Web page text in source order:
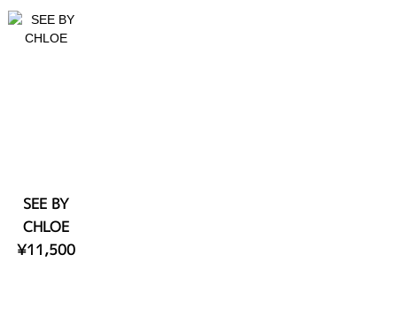
SEE BY
CHLOE
¥11,500